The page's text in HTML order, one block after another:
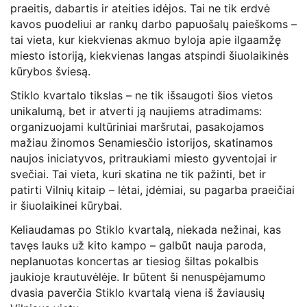
praeitis, dabartis ir ateities idėjos. Tai ne tik erdvė
kavos puodeliui ar rankų darbo papuošalų paieškoms –
tai vieta, kur kiekvienas akmuo byloja apie ilgaamžę
miesto istoriją, kiekvienas langas atspindi šiuolaikinės
kūrybos šviesą.
Stiklo kvartalo tikslas – ne tik išsaugoti šios vietos
unikalumą, bet ir atverti ją naujiems atradimams:
organizuojami kultūriniai maršrutai, pasakojamos
mažiau žinomos Senamiesčio istorijos, skatinamos
naujos iniciatyvos, pritraukiami miesto gyventojai ir
svečiai. Tai vieta, kuri skatina ne tik pažinti, bet ir
patirti Vilnių kitaip – lėtai, įdėmiai, su pagarba praeičiai
ir šiuolaikinei kūrybai.
Keliaudamas po Stiklo kvartalą, niekada nežinai, kas
tavęs lauks už kito kampo – galbūt nauja paroda,
neplanuotas koncertas ar tiesiog šiltas pokalbis
jaukioje krautuvėlėje. Ir būtent ši nenuspėjamumo
dvasia paverčia Stiklo kvartalą viena iš žaviausių